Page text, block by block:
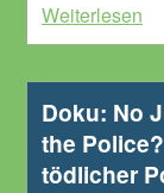
Weiterlesen
Doku: No
the
tödlicher